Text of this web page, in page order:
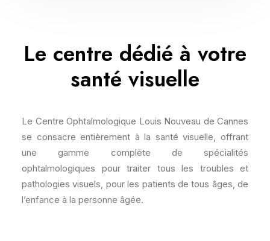
Le centre dédié à votre
santé visuelle
Le Centre Ophtalmologique Louis Nouveau de Cannes
se consacre entièrement à la santé visuelle, offrant
une gamme complète de spécialités
ophtalmologiques pour traiter tous les troubles et
pathologies visuels, pour les patients de tous âges, de
l’enfance à la personne âgée.